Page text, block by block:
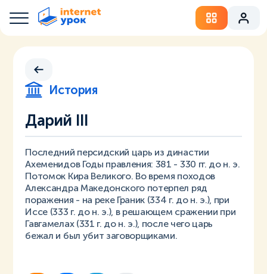
История
Дарий III
Последний персидский царь из династии
Ахеменидов Годы правления: 381 - 330 гг. до н. э.
Потомок Кира Великого. Во время походов
Александра Македонского потерпел ряд
поражения - на реке Граник (334 г. до н. э.), при
Иссе (333 г. до н. э.), в решающем сражении при
Гавгамелах (331 г. до н. э.), после чего царь
бежал и был убит заговорщиками.